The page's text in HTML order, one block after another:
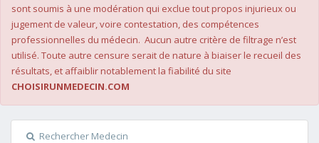
sont soumis à une modération qui exclue tout propos injurieux ou
jugement de valeur, voire contestation, des compétences
professionnelles du médecin. Aucun autre critère de filtrage n’est
utilisé. Toute autre censure serait de nature à biaiser le recueil des
résultats, et affaiblir notablement la fiabilité du site
CHOISIRUNMEDECIN.COM
Rechercher Medecin